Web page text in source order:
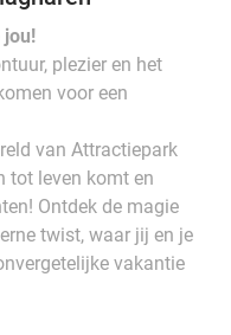
jou!
plezier en het
voor een
van Attractiepark
tot leven komt en
Ontdek de magie
twist, waar jij en je
vakantie